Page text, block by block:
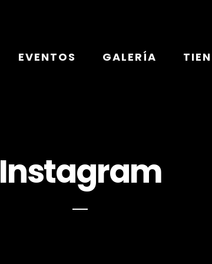
EVENTOS GALERÍA
Instagram